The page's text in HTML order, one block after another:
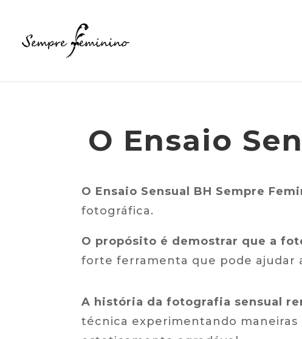
O Ensaio
O Ensaio Sensual BH Sempre
fotográfica.
O propósito é demostrar que a
forte ferramenta que pode ajudar
A história da fotografia sensual
técnica experimentando